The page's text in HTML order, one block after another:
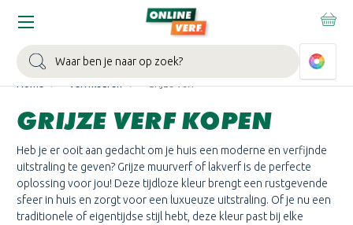
Zoeken
SIGMA STAPELKORTING:Stapel tot 10% korting op het gehele
Sigma assortiment.
Bekijk actie >
Home Verfkleuren Grijze verf
GRIJZE VERF KOPEN
Heb je er ooit aan gedacht om je huis een moderne en verfijnde
uitstraling te geven? Grijze muurverf of lakverf is de perfecte
oplossing voor jou! Deze tijdloze kleur brengt een rustgevende
sfeer in huis en zorgt voor een luxueuze uitstraling. Of je nu een
traditionele of eigentijdse stijl hebt, deze kleur past bij elke